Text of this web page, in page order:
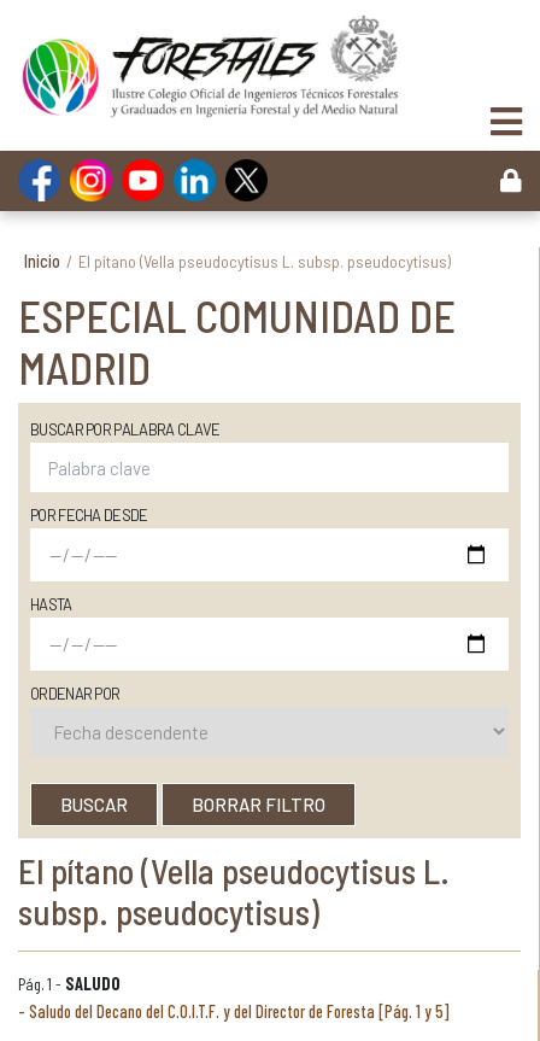
Inicio / El pítano (Vella pseudocytisus L. subsp. pseudocytisus)
ESPECIAL COMUNIDAD DE
MADRID
BUSCAR POR PALABRA CLAVE
POR FECHA DESDE
HASTA
ORDENAR POR
BUSCAR BORRAR FILTRO
El pítano (Vella pseudocytisus L.
subsp. pseudocytisus)
Pág. 1 - SALUDO
Saludo del Decano del C.O.I.T.F. y del Director de Foresta [Pág. 1 y 5]